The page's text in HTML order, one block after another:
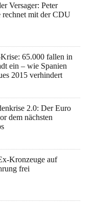
Versager: Peter
rechnet mit der CDU
65.000 fallen in
ein – wie Spanien
2015 verhindert
2.0: Der Euro
dem nächsten
Kronzeuge auf
frei